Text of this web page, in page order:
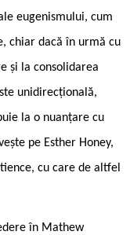
eugenismului, cum
chiar dacă în urmă cu
și la consolidarea
unidirecțională,
la o nuanțare cu
pe Esther Honey,
cu care de altfel
în Mathew